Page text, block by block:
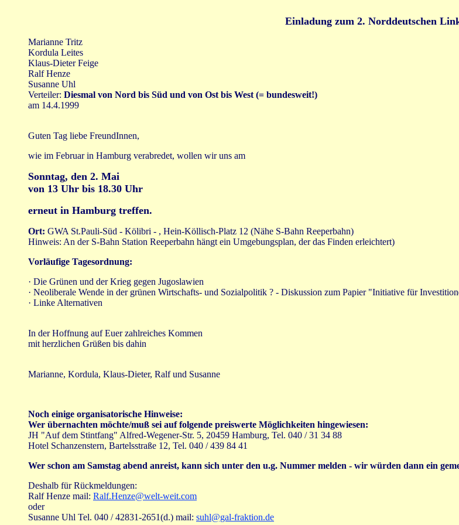
Einladung zum 2. Norddeutschen
Marianne Tritz
Kordula Leites
Klaus-Dieter Feige
Ralf Henze
Susanne Uhl
Verteiler: Diesmal von Nord bis Süd und von Ost bis West (= bundesweit!)
am 14.4.1999
Guten Tag liebe FreundInnen,
wie im Februar in Hamburg verabredet, wollen wir uns am
Sonntag, den 2. Mai
von 13 Uhr bis 18.30 Uhr
erneut in Hamburg treffen.
Ort: GWA St.Pauli-Süd - Kölibri - , Hein-Köllisch-Platz 12 (Nähe S-Bahn Reeperbahn)
Hinweis: An der S-Bahn Station Reeperbahn hängt ein Umgebungsplan, der das Finden erleichtert)
Vorläufige Tagesordnung:
· Die Grünen und der Krieg gegen Jugoslawien
· Neoliberale Wende in der grünen Wirtschafts- und Sozialpolitik ? - Diskussion zum Papier "Initiative für
· Linke Alternativen
In der Hoffnung auf Euer zahlreiches Kommen
mit herzlichen Grüßen bis dahin
Marianne, Kordula, Klaus-Dieter, Ralf und Susanne
Noch einige organisatorische Hinweise:
Wer übernachten möchte/muß sei auf folgende preiswerte Möglichkeiten hingewiesen:
JH "Auf dem Stintfang" Alfred-Wegener-Str. 5, 20459 Hamburg, Tel. 040 / 31 34 88
Hotel Schanzenstern, Bartelsstraße 12, Tel. 040 / 439 84 41
Wer schon am Samstag abend anreist, kann sich unter den u.g. Nummer melden - wir würden dann ein
Deshalb für Rückmeldungen:
Ralf Henze mail: Ralf.Henze@welt-weit.com
oder
Susanne Uhl Tel. 040 / 42831-2651(d.) mail: suhl@gal-fraktion.de